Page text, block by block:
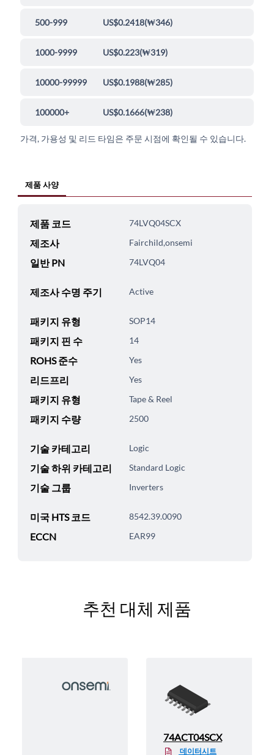
500-999 US$0.2418(₩346)
1000-9999 US$0.223(₩319)
10000-99999 US$0.1988(₩285)
100000+ US$0.1666(₩238)
가격, 가용성 및 리드 타임은 주문 시점에 확인될 수 있습니다.
제품 사양
제품 코드 74LVQ04SCX
제조사 Fairchild,onsemi
일반 PN 74LVQ04
제조사 수명 주기 Active
패키지 유형 SOP14
패키지 핀 수 14
ROHS 준수 Yes
리드프리 Yes
패키지 유형 Tape & Reel
패키지 수량 2500
기술 카테고리 Logic
기술 하위 카테고리 Standard Logic
기술 그룹 Inverters
미국 HTS 코드 8542.39.0090
ECCN EAR99
추천 대체 제품
74ACT04SCX
데이터시트